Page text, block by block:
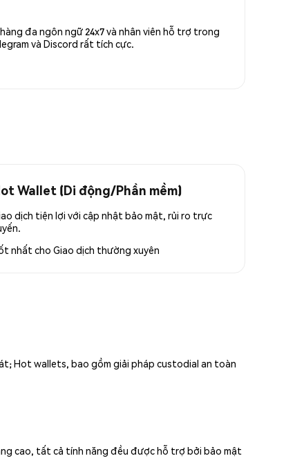
đa ngôn ngữ 24x7 và nhân viên hỗ trợ trong
và Discord rất tích cực.
Wallet (Di động/Phần mềm)
dịch tiện lợi với cập nhật bảo mật, rủi ro trực
nhất cho Giao dịch thường xuyên
Hot wallets, bao gồm giải pháp custodial an toàn
cao, tất cả tính năng đều được hỗ trợ bởi bảo mật